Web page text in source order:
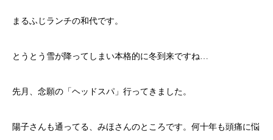
まるふじランチの和代です。
とうとう雪が降ってしまい本格的に冬到来ですね…
先月、念願の「ヘッドスパ」行ってきました。
陽子さんも通ってる、みほさんのところです。何十年も頭痛に悩